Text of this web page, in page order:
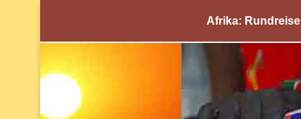
Afrika: Rundreise